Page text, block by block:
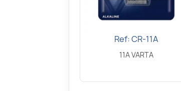
Aperçu rapide
Ref: CR-11A
11A VARTA